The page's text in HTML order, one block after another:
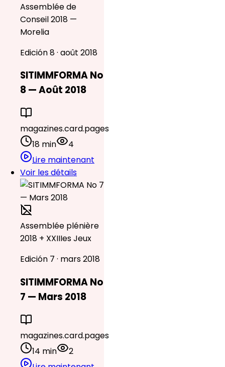
Assemblée de
Conseil 2018 —
Morelia
Edición 8 · août 2018
SITIMMFORMA No
8 — Août 2018
magazines.card.pages
18 min
4
Lire maintenant
Voir les détails
Assemblée plénière
2018 + XXIIIes Jeux
Edición 7 · mars 2018
SITIMMFORMA No
7 — Mars 2018
magazines.card.pages
14 min
2